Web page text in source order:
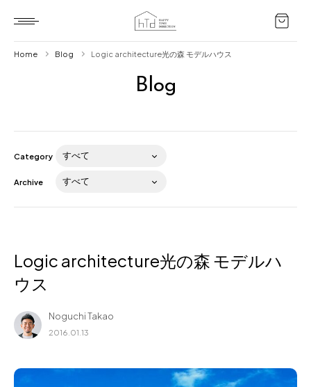
Blog
About us
for Business
Blog
Home Blog Logic architecture光の森 モデルハウス
Category
Archive
Logic architecture光の森 モデルハ
ウス
Noguchi Takao
2016.01.13